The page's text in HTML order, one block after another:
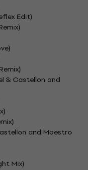
Edit)
& Castellon and
and Maestro
Mix)